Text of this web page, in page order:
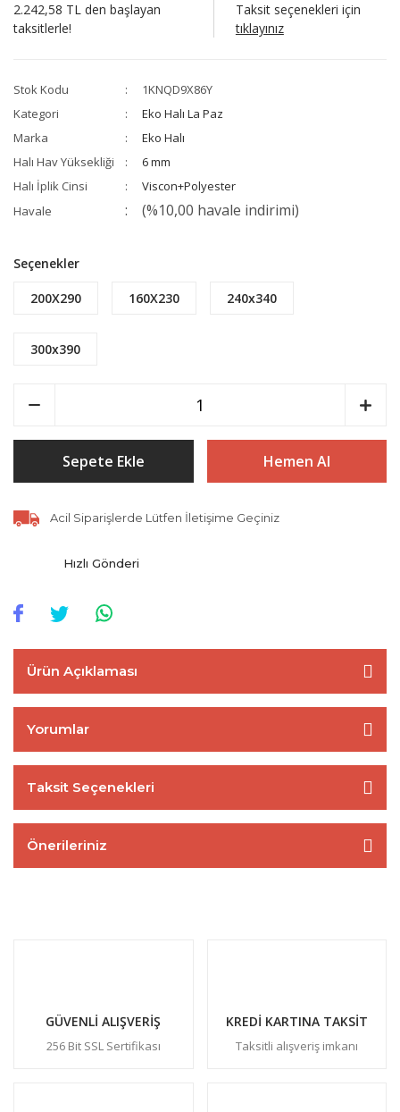
2.242,58 TL den başlayan
taksitlerle!
Taksit seçenekleri için
tıklayınız
Stok Kodu
1KNQD9X86Y
Kategori
Eko Halı La Paz
Marka
Eko Halı
Halı Hav Yüksekliği
6 mm
Halı İplik Cinsi
Viscon+Polyester
Havale
(%10,00 havale indirimi)
Seçenekler
200X290 160X230 240x340
300x390
Sepete Ekle Hemen Al
Acil Siparişlerde Lütfen İletişime Geçiniz
Hızlı Gönderi
Ürün Açıklaması
Yorumlar
Taksit Seçenekleri
Önerileriniz
GÜVENLİ ALIŞVERİŞ
256 Bit SSL Sertifikası
KREDİ KARTINA TAKSİT
Taksitli alışveriş imkanı